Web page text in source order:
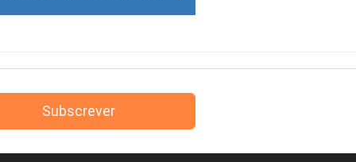
Subscrever